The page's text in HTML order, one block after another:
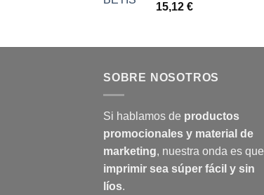
15,12 €
SOBRE NOSOTROS
Si hablamos de productos
promocionales y material de
marketing, nuestra onda es que
imprimir sea súper fácil y sin
líos.